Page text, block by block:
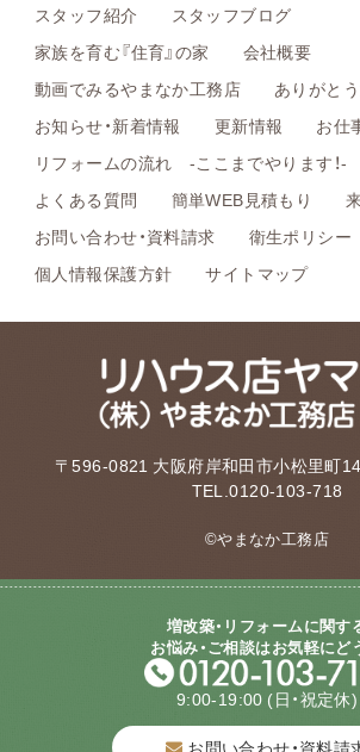
スタッフ紹介
スタッフブログ
家族を育む『住育』の家
会社概要
動画でみるやまなか工務店
ありがと
お知らせ・新着情報
更新情報
お仕
リフォームの流れ -ここまでやります！-
よくある質問
簡単WEB見積もり
お問い合わせ・資料請求
衛生ポリシー
個人情報保護方針
サイトマップ
〒596-0821 大阪府岸和田市小松里町
TEL.0120-103-718
©やまなか工務店
増改築・リフォームに関す
お悩み・ご相談はお気軽にど
9:00-19:00 (日・祝定休)